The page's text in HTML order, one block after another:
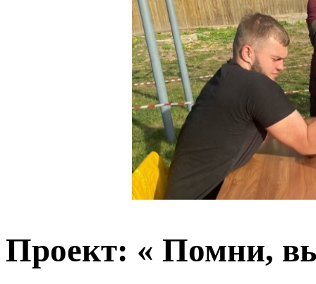
Проект: « Помни,